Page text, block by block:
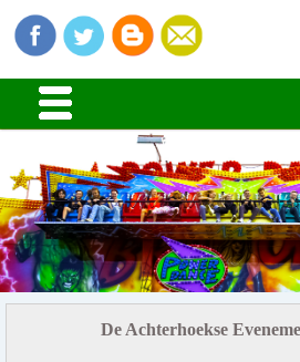
De Achterhoekse